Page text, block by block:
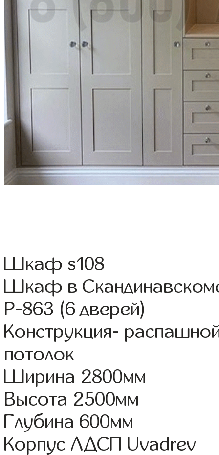
Шкаф s108
Шкаф в
Р-863 (6 дверей)
Конструкция-
потолок
Ширина 2800мм
Высота 2500мм
Глубина 600мм
Корпус ЛДСП Uvadrev